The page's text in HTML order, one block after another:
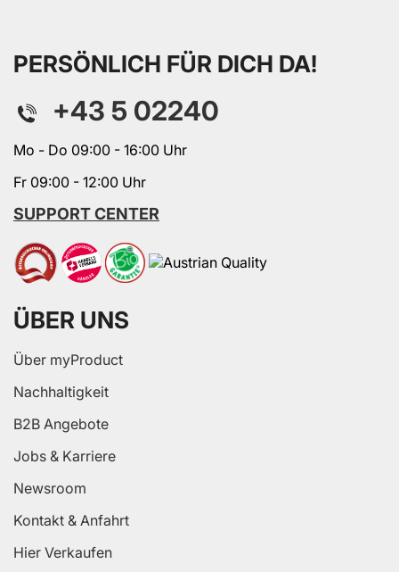
PERSÖNLICH FÜR DICH DA!
+43 5 02240
Mo - Do 09:00 - 16:00 Uhr
Fr 09:00 - 12:00 Uhr
SUPPORT CENTER
ÜBER UNS
Über myProduct
Nachhaltigkeit
B2B Angebote
Jobs & Karriere
Newsroom
Kontakt & Anfahrt
Hier Verkaufen